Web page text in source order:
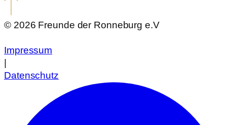
© 2026 Freunde der Ronneburg e.V
Impressum
Datenschutz